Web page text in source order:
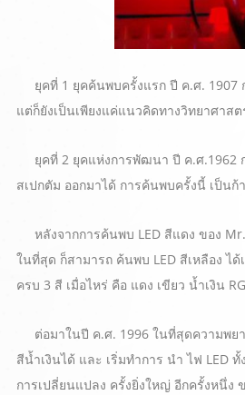
ยุคที่ 1 ยุคค้นพบครั้งแรก ปี ค.ศ. 1907
แต่ก็ยังเป็นเพียงแค่แนวคิดทางวิทยาศาส
ยุคที่ 2 ยุคแห่งการพัฒนา ปี ค.ศ.1962
สเปกตัม ออกมาได้ การค้นพบครั้งนี้ เป็น
หลังจากการค้นพบ LED สีแดง ของ
ในที่สุด ก็สามารถ ค้นพบ LED สีเหลือง ไ
ครบ 3 สี เมื่อไหร่ คือ แดง เขียว น้ำเงิน
ต่อมาในปี ค.ศ. 1996 ในที่สุดความพยา
สีน้ำเงินได้ และ เริ่มทำการ นำ ไฟ LED
การเปลี่ยนแปลง ครั้งยิ่งใหญ่ อีกครั้งหนึ่ง